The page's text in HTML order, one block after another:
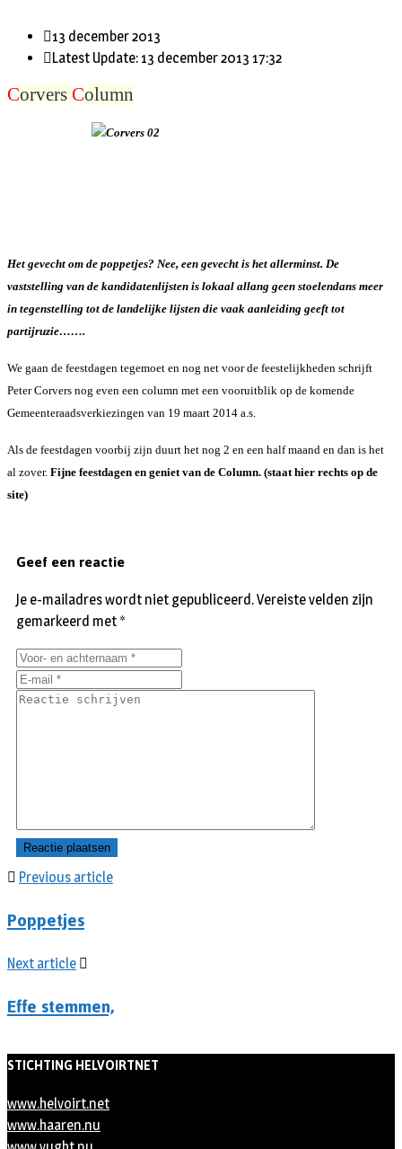
13 december 2013
Latest Update: 13 december 2013 17:32
Corvers Column
Het gevecht om de poppetjes? Nee, een gevecht is het allerminst. De
vaststelling van de kandidatenlijsten is lokaal allang geen stoelendans meer
in tegenstelling tot de landelijke lijsten die vaak aanleiding geeft tot
partijruzie…….
We gaan de feestdagen tegemoet en nog net voor de feestelijkheden schrijft
Peter Corvers nog even een column met een vooruitblik op de komende
Gemeenteraadsverkiezingen van 19 maart 2014 a.s.
Als de feestdagen voorbij zijn duurt het nog 2 en een half maand en dan is het
al zover. Fijne feestdagen en geniet van de Column. (staat hier rechts op de
site)
Previous article
Poppetjes
Next article
Effe stemmen,
Geef een reactie
Je e-mailadres wordt niet gepubliceerd.Vereiste velden zijn
gemarkeerd met *
STICHTING HELVOIRTNET
www.helvoirt.net
www.haaren.nu